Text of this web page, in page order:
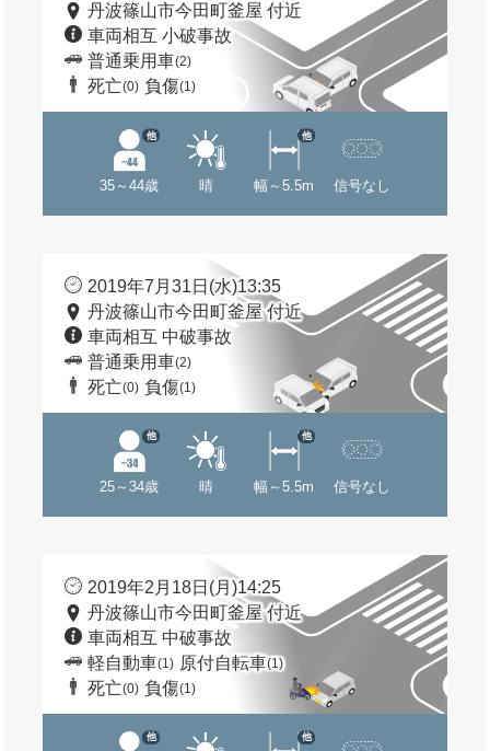
丹波篠山市今田町釜屋 付近
車両相互 小破事故
普通乗用車(2)
死亡(0) 負傷(1)
35～44歳
他
晴 幅～5.5m
他
信号なし
2019年7月31日(水)13:35
丹波篠山市今田町釜屋 付近
車両相互 中破事故
普通乗用車(2)
死亡(0) 負傷(1)
25～34歳
他
晴 幅～5.5m
他
信号なし
2019年2月18日(月)14:25
丹波篠山市今田町釜屋 付近
車両相互 中破事故
軽自動車(1) 原付自転車(1)
死亡(0) 負傷(1)
他 他